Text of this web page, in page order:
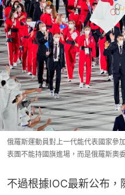
俄羅斯運動員對上一代能代表國家參
表團不能持國旗進場，而是俄羅斯奧
不過根據IOC最新公布